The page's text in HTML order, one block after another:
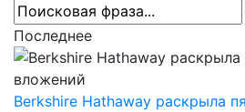
Последнее
Berkshire Hathaway раскрыла